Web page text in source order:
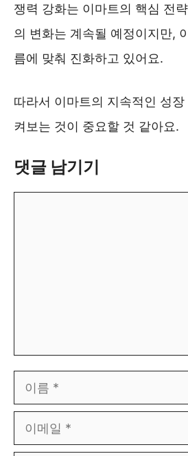
쟁력 강화는 이마트의 핵심 전
의 변화는 계속될 예정이지만,
름에 맞춰 진화하고 있어요.
따라서 이마트의 지속적인 성
켜보는 것이 중요할 것 같아요.
댓글 남기기
름
메